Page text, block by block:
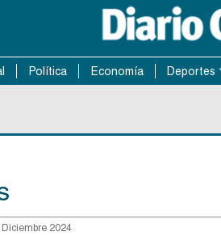
Política Economía Deportes
Diciembre 2024